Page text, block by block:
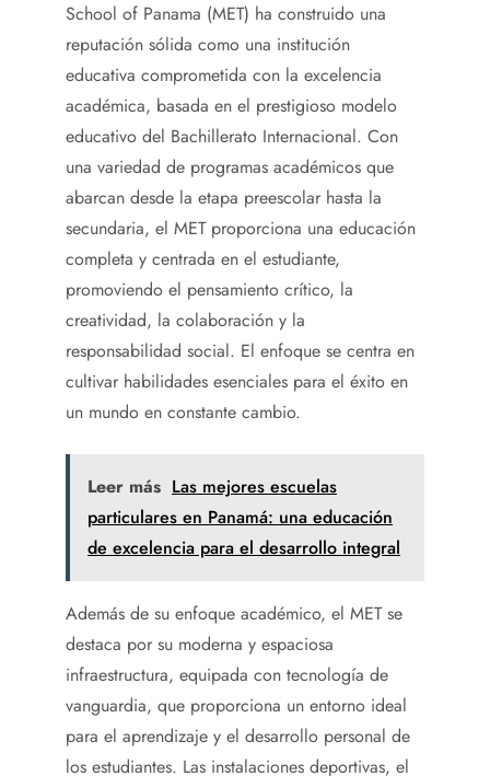
School of Panama (MET) ha construido una
reputación sólida como una institución
educativa comprometida con la excelencia
académica, basada en el prestigioso modelo
educativo del Bachillerato Internacional. Con
una variedad de programas académicos que
abarcan desde la etapa preescolar hasta la
secundaria, el MET proporciona una educación
completa y centrada en el estudiante,
promoviendo el pensamiento crítico, la
creatividad, la colaboración y la
responsabilidad social. El enfoque se centra en
cultivar habilidades esenciales para el éxito en
un mundo en constante cambio.
Leer más Las mejores escuelas
particulares en Panamá: una educación
de excelencia para el desarrollo integral
Además de su enfoque académico, el MET se
destaca por su moderna y espaciosa
infraestructura, equipada con tecnología de
vanguardia, que proporciona un entorno ideal
para el aprendizaje y el desarrollo personal de
los estudiantes. Las instalaciones deportivas, el